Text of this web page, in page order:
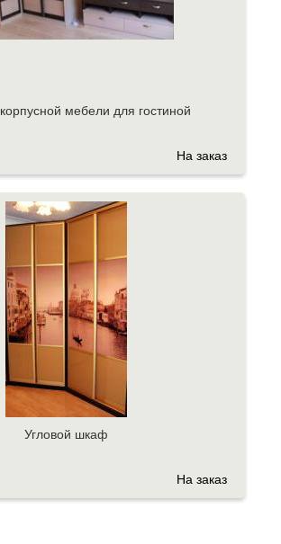
мебели для гостиной
На заказ
Угловой шкаф
На заказ